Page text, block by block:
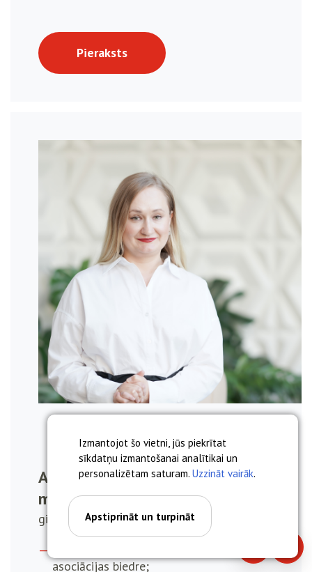
Izmantojot šo vietni, jūs piekrītat
sīkdatņu izmantošanai analītikai un
personalizētam saturam. Uzzināt vairāk.
Apstiprināt un turpināt
Pieraksts
Anna Miskova, asoc. prof. Dr.
med.
ginekologs, dzemdību speciālists
asociācijas biedre;